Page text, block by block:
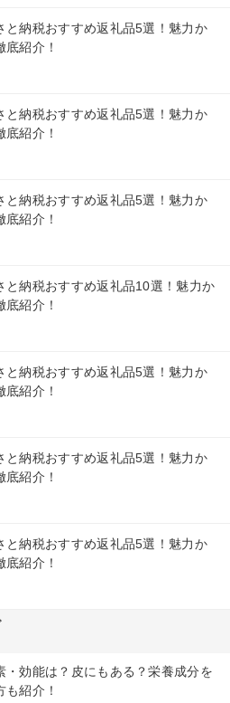
と納税おすすめ返礼品5選！魅力か
底紹介！
と納税おすすめ返礼品5選！魅力か
底紹介！
と納税おすすめ返礼品5選！魅力か
底紹介！
と納税おすすめ返礼品10選！魅力か
底紹介！
と納税おすすめ返礼品5選！魅力か
底紹介！
と納税おすすめ返礼品5選！魅力か
底紹介！
と納税おすすめ返礼品5選！魅力か
底紹介！
・効能は？皮にもある？栄養成分を
紹介！